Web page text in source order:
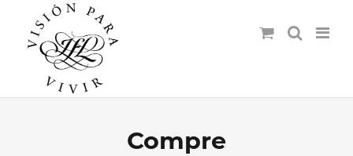
Compre